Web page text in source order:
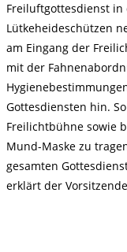
Freiluftgottesdienst
Lütkeheideschützen
am Eingang der
mit der
Gottesdiensten hin.
Freilichtbühne sowie
Mund-Maske zu
gesamten
erklärt der